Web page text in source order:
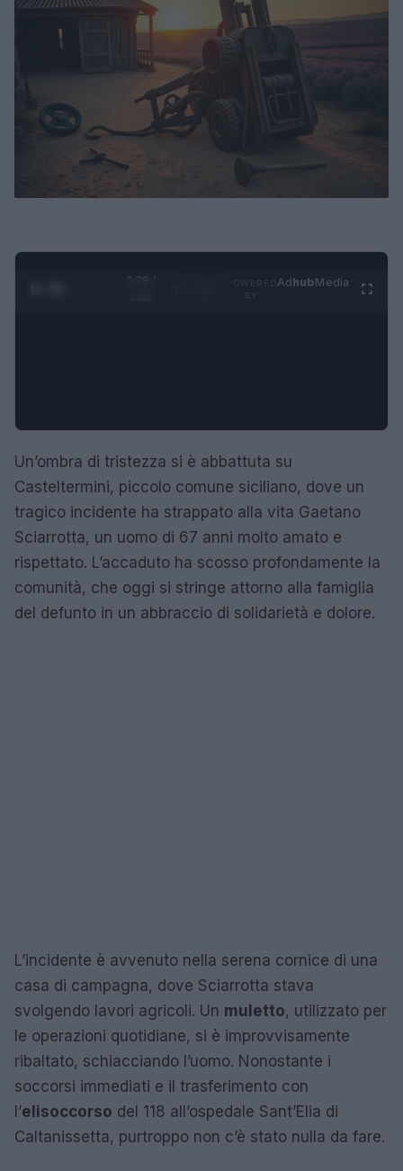
0:29 /
AdhubMedia
Un’ombra di tristezza si è abbattuta su
Casteltermini, piccolo comune siciliano, dove un
tragico incidente ha strappato alla vita Gaetano
Sciarrotta, un uomo di 67 anni molto amato e
rispettato. L’accaduto ha scosso profondamente la
comunità, che oggi si stringe attorno alla famiglia
del defunto in un abbraccio di solidarietà e dolore.
L’incidente è avvenuto nella serena cornice di una
casa di campagna, dove Sciarrotta stava
svolgendo lavori agricoli. Un muletto, utilizzato per
le operazioni quotidiane, si è improvvisamente
ribaltato, schiacciando l’uomo. Nonostante i
soccorsi immediati e il trasferimento con
l’elisoccorso del 118 all’ospedale Sant’Elia di
Caltanissetta, purtroppo non c’è stato nulla da fare.